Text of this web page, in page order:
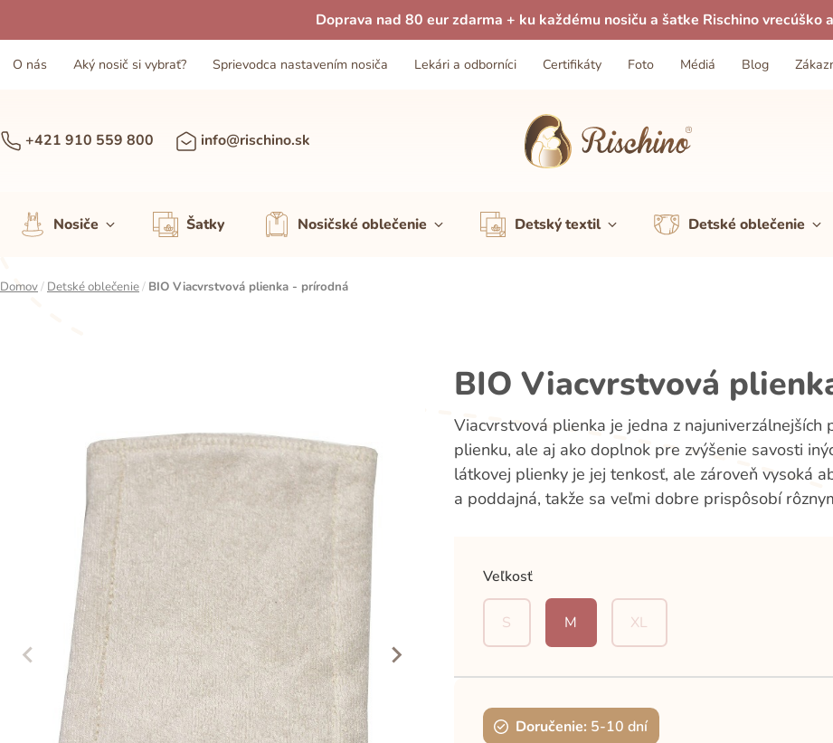
Doprava nad 80 eur zdarma + ku každému nosiču a šatke Rischino vrecúško
O nás Aký nosič si vybrať? Sprievodca nastavením nosiča Lekári a odborníci Certifikáty Foto Médiá Blog
+421 910 559 800 info@rischino.sk
Nosiče Šatky Nosičské oblečenie Detský textil Detské oblečenie
Domov/ Detské oblečenie/ BIO Viacvrstvová plienka - prírodná
BIO Viacvrstvová
Viacvrstvová plienka je jedna z
plienku, ale aj ako doplnok pre zvýšenie savosti
látkovej plienky je jej tenkosť, ale zároveň vysoká
a poddajná, takže sa veľmi dobre prispôsobí
Veľkosť
S M XL
Doručenie: 5-10 dní